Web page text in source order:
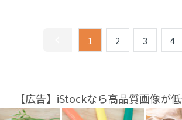
1 2 3 4
【広告】iStockなら高品質画像が